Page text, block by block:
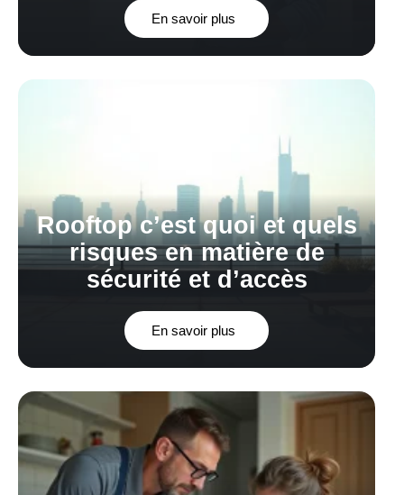
En savoir plus
Rooftop c’est quoi et quels
risques en matière de
sécurité et d’accès
En savoir plus